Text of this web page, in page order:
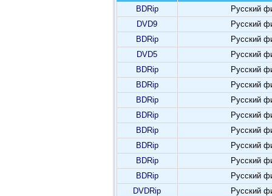
BDRip
Русский
DVD9
Русский
BDRip
Русский
DVD5
Русский
BDRip
Русский
BDRip
Русский
BDRip
Русский
BDRip
Русский
BDRip
Русский
BDRip
Русский
BDRip
Русский
BDRip
Русский
DVDRip
Русский